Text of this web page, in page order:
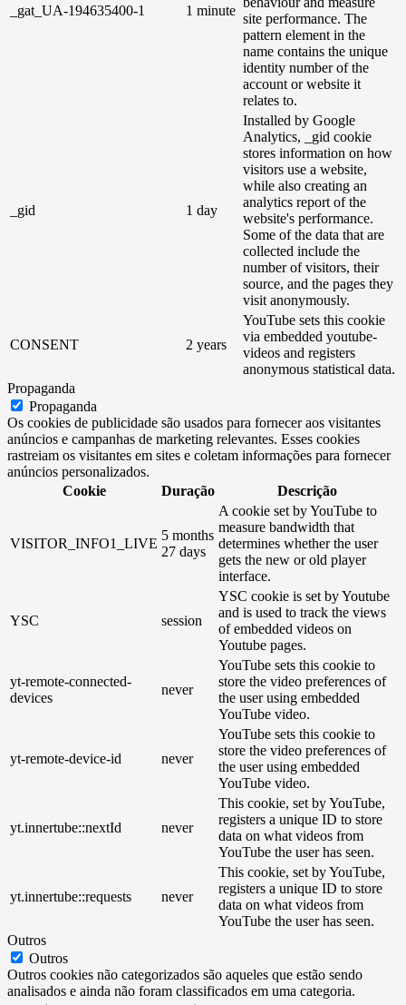
_gat_UA-194635400-1 1 minute
site performance. The
pattern element in the
name contains the unique
identity number of the
account or website it
relates to.
_gid 1 day
Installed by Google
Analytics, _gid cookie
stores information on how
visitors use a website,
while also creating an
analytics report of the
website's performance.
Some of the data that are
collected include the
number of visitors, their
source, and the pages they
visit anonymously.
CONSENT 2 years
YouTube sets this cookie
via embedded youtube-
videos and registers
anonymous statistical data.
Propaganda
Propaganda
Os cookies de publicidade são usados ​​para fornecer aos visitantes
anúncios e campanhas de marketing relevantes. Esses cookies
rastreiam os visitantes em sites e coletam informações para fornecer
anúncios personalizados.
Cookie
Duração Descrição
VISITOR_INFO1_LIVE
5 months
27 days
A cookie set by YouTube to
measure bandwidth that
determines whether the user
gets the new or old player
interface.
YSC session
YSC cookie is set by Youtube
and is used to track the views
of embedded videos on
Youtube pages.
yt-remote-connected-
devices
never
YouTube sets this cookie to
store the video preferences of
the user using embedded
YouTube video.
yt-remote-device-id never
YouTube sets this cookie to
store the video preferences of
the user using embedded
YouTube video.
yt.innertube::nextId never
This cookie, set by YouTube,
registers a unique ID to store
data on what videos from
YouTube the user has seen.
yt.innertube::requests never
This cookie, set by YouTube,
registers a unique ID to store
data on what videos from
YouTube the user has seen.
Outros
Outros
Outros cookies não categorizados são aqueles que estão sendo
analisados ​​e ainda não foram classificados em uma categoria.